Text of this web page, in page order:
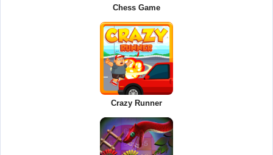
Chess Game
Crazy Runner